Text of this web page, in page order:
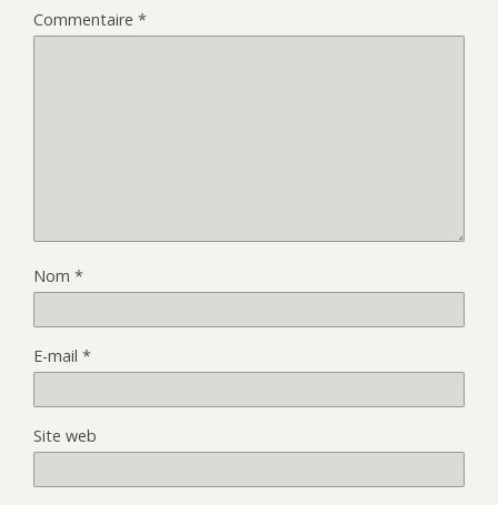
Commentaire *
Nom *
E-mail *
Site web